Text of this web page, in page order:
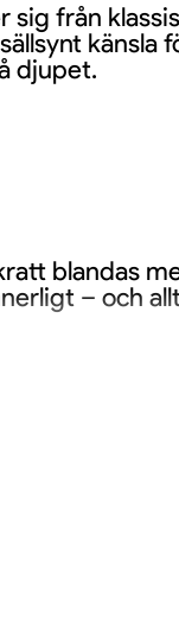
sig från
känsla
djupet.
blandas
– och